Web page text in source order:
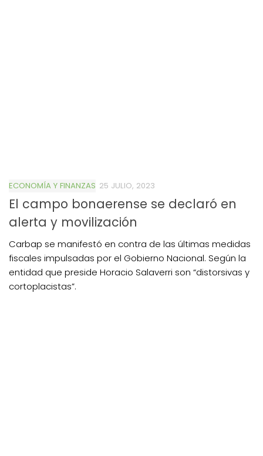
ECONOMÍA Y FINANZAS 25 JULIO, 2023
El campo bonaerense se declaró en
alerta y movilización
Carbap se manifestó en contra de las últimas medidas
fiscales impulsadas por el Gobierno Nacional. Según la
entidad que preside Horacio Salaverri son “distorsivas y
cortoplacistas”.